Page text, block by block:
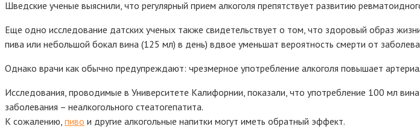
Шведские ученые выяснили, что регулярный прием алкоголя препятствует развитию
Еще одно исследование датских ученых также свидетельствует о том, что здоровый образ
пива или небольшой бокал вина (125 мл) в день) вдвое уменьшат вероятность смерти от
Однако врачи как обычно предупреждают: чрезмерное употребление алкоголя повышает
Исследования, проводимые в Университете Калифорнии, показали, что употребление 100 мл
заболевания – неалкогольного стеатогепатита.
К сожалению, пиво и другие алкогольные напитки могут иметь обратный эффект.